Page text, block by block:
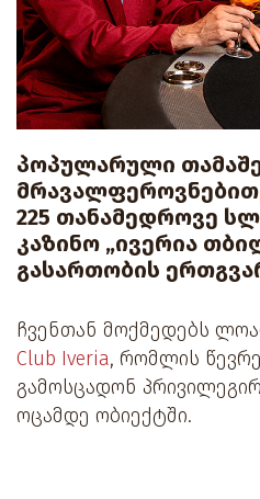
პოპულარული
225 თანამედროვე
კაზინო „ივერია
გასართობის
ჩვენთან მოქმედებს
Club Iveria, რომლის
გამოსცადონ
ოცამდე ობიექტში.